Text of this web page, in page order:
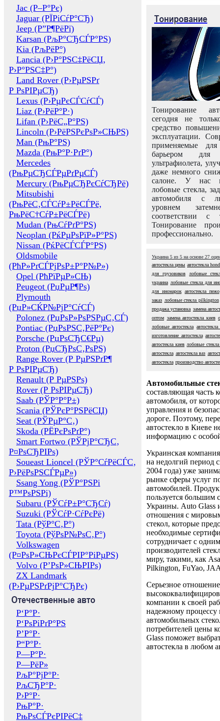
Jac (Р–Р°Рє)
Jaguar (РЇРіСѓР°СЂ)
Jeep (Р”Р¶РёРї)
Karsan (РљР°СЂСЃР°РЅ)
Kia (РљРёР°)
Lancia (Р›Р°РЅС‡РёСЏ,
Р›Р°РЅС‡Р°)
Land Rover (Р›РµРЅРґ
Р РѕРІРµСЂ)
Lexus (Р›РµРєСЃСѓСЃ)
Liaz (Р›РёР°Р·)
Lifan (Р›РёС„Р°РЅ)
Lincoln (Р›РёРЅРєРѕР»СЊРЅ)
Man (РњР°РЅ)
Mazda (РњР°Р·РґР°)
Mercedes
(РњРµСЂСЃРµРґРµСЃ)
Mercury (РњРµСЂРєСѓСЂРё)
Mitsubishi
(РњРёС‚СЃСѓР±РёСЃРё,
РњРёС†СѓР±РёСЃРё)
Mudan (РњСѓРґР°РЅ)
Neoplan (РќРµРѕРїР»Р°РЅ)
Nissan (РќРёСЃСЃР°РЅ)
Oldsmobile
(РћР»РґСЃРјРѕР±Р°Р№Р»)
Opel (РћРїРµР»СЊ)
Peugeot (РџРµР¶Рѕ)
Plymouth
(РџР»СЌР№РјР°СѓСЃ)
Polonez (РџРѕР»РѕРЅРµС‚СЃ)
Pontiac (РџРѕРЅС‚РёР°Рє)
Porsche (РџРѕСЂС€Рµ)
Proton (РџСЂРѕС‚РѕРЅ)
Range Rover (Р РµРЅРґР¶
Р РѕРІРµСЂ)
Renault (Р РµРЅРѕ)
Rover (Р РѕРІРµСЂ)
Saab (РЎР°Р°Р±)
Scania (РЎРєР°РЅРёСЏ)
Seat (РЎРµР°С‚)
Skoda (РЁРєРѕРґР°)
Smart Fortwo (РЎРјР°СЂС‚
Р¤РѕСЂРІРѕ)
Soueast Lioncel (РЎР°СѓРёСЃС‚
Р›РёРѕРЅСЃРµР»)
Ssang Yong (РЎР°РЅРі
Р™РѕРЅРі)
Subaru (РЎСѓР±Р°СЂСѓ)
Suzuki (РЎСѓР·СѓРєРё)
Tata (РўР°С‚Р°)
Toyota (РўРѕР№РѕС‚Р°)
Volkswagen
(Р¤РѕР»СЊРєСЃРІР°РіРµРЅ)
Volvo (Р’РѕР»СЊРІРѕ)
ZX Landmark
(Р›РµРЅРґРјР°СЂРє)
Отечественные авто
Р‘Р°Р·
Р‘РѕРіРґР°РЅ
Р’Р°Р·
Р“Р°Р·
Р—Р°Р·
Р—РёР»
РљР°РјР°Р·
РљСЂР°Р·
Р›Р°Р·
РњР°Р·
РњРѕСЃРєРІРёС‡
Тонирование
Тонирование
сегодня не
средство
эксплуатации.
применяемые
барьером для
ультрафиолета,
даже немного
салоне. У нас
лобовые стекла,
автомобиля с
уровнем
соответствии с
Тонирование
профессионально.
Украина 5 из 5 на основе 27
автостекла цены автостекла
для грузовиков
лобовые
украина лобовые стекла для
для иномарок автостекла пежо
заказ лобовые стекла pilkington
продажа установка замена
оптом замена автостекла киев
лобовые автостекла
изготовление автостекла
автостекла киев лобовые
автостекла автостекла ваз
автостекла производство
Автомобильные
составляющая часть
автомобиля, от
управления и
дороге. Поэтому,
автостекло в Киеве
информацию с
Украинская
на недолгий период
2004 года) уже
рынке сферы услуг
автомобилей.
пользуется большим
Украины. Auto Glass
отношения с
стекол, которые
необходимые
сотрудничает с
производителей
миру, такими, как
Pilkington, FuYao,
Серьезное отношение
компании к своей
надежному процессу
автомобильных
потребителей цены
Glass поможет
автостекла в любом